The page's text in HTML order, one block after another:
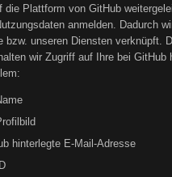
die Plattform von GitHub
anmelden. Dadurch
bzw. unseren Diensten verknüpft.
wir Zugriff auf Ihre bei GitHub
hinterlegte E-Mail-Adresse